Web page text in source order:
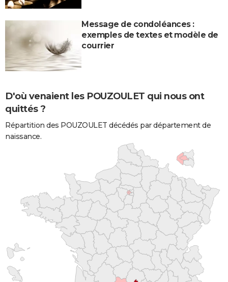
Message de condoléances :
exemples de textes et modèle de
courrier
D'où venaient les POUZOULET qui nous ont
quittés ?
Répartition des POUZOULET décédés par département de
naissance.